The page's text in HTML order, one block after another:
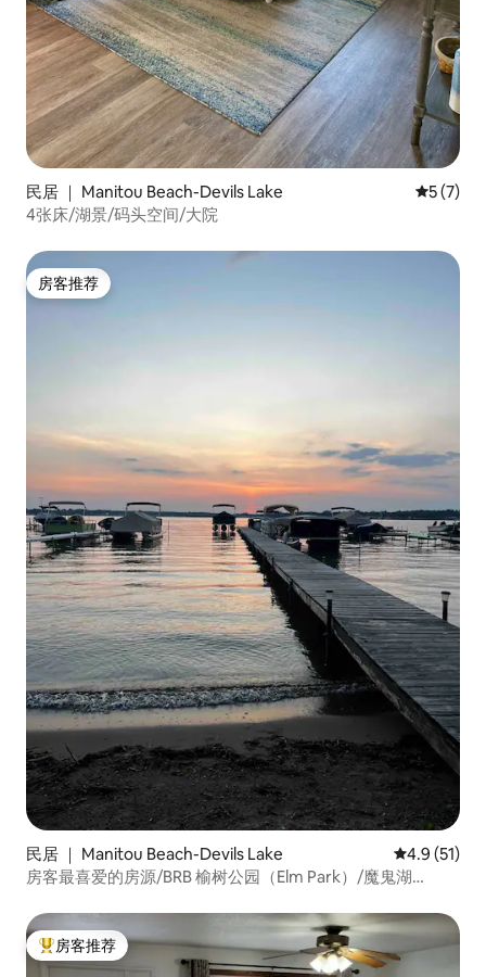
民居 ｜ Manitou Beach-Devils Lake 平均评分
5 (7)
4张床/湖景/码头空间/大院
房客推荐
房客推荐
民居 ｜ Manitou Beach-Devils Lake 平均评分
4.9 (51)
房客最喜爱的房源/BRB 榆树公园（Elm Park）/魔鬼湖
热门「房客推荐」
房客推荐